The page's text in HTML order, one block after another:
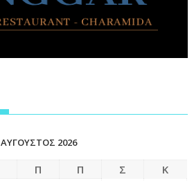
ΑΎΓΟΥΣΤΟΣ 2026
Π Π Σ
Κ